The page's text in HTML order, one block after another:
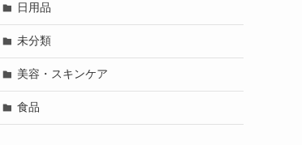
日用品
未分類
美容・スキンケア
食品